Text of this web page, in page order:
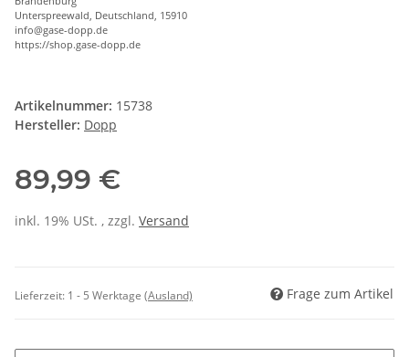
Unterspreewald, Deutschland, 15910
info@gase-dopp.de
https://shop.gase-dopp.de
Artikelnummer: 15738
Hersteller: Dopp
89,99 €
inkl. 19% USt. , zzgl. Versand
Lieferzeit: 1 - 5 Werktage (Ausland) Frage zum Artikel